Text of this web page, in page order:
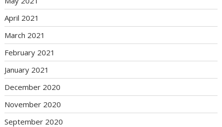
April 2021
March 2021
February 2021
January 2021
December 2020
November 2020
September 2020